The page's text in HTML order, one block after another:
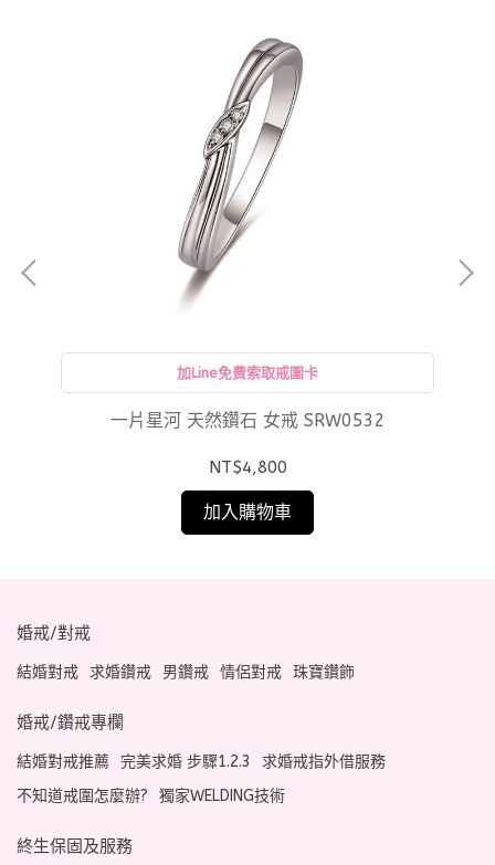
加Line免費索取戒圍卡
一片星河 天然鑽石 女戒 SRW0532
NT$4,800
加入購物車
婚戒/對戒
結婚對戒 求婚鑽戒 男鑽戒 情侶對戒 珠寶鑽飾
婚戒/鑽戒專欄
結婚對戒推薦 完美求婚 步驟1.2.3
求婚戒指外借服務
不知道戒圍怎麼辦?
獨家WELDING技術
終生保固及服務